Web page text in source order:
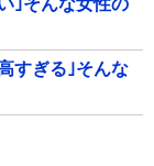
｣そんな女性の
すぎる｣そんな